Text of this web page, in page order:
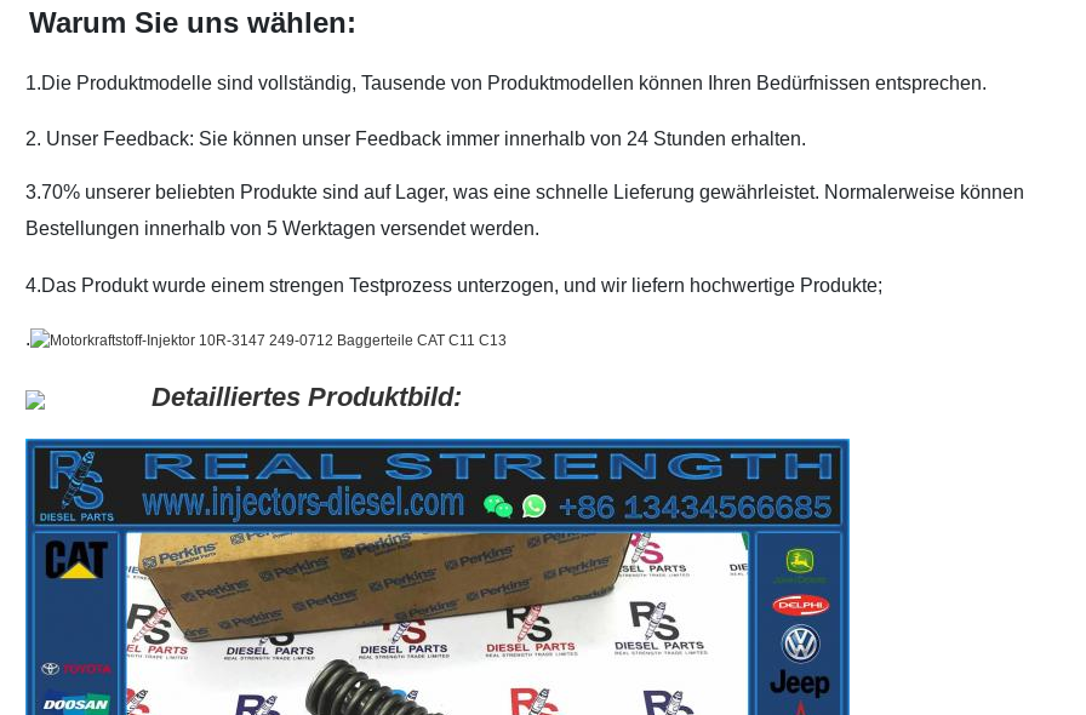
Warum Sie uns wählen:
1.Die Produktmodelle sind vollständig, Tausende von Produktmodellen können Ihren Bedürfnissen entsprechen.
2. Unser Feedback: Sie können unser Feedback immer innerhalb von 24 Stunden erhalten.
3.70% unserer beliebten Produkte sind auf Lager, was eine schnelle Lieferung gewährleistet. Normalerweise können
Bestellungen innerhalb von 5 Werktagen versendet werden.
4.Das Produkt wurde einem strengen Testprozess unterzogen, und wir liefern hochwertige Produkte;
.
Detailliertes Produktbild: